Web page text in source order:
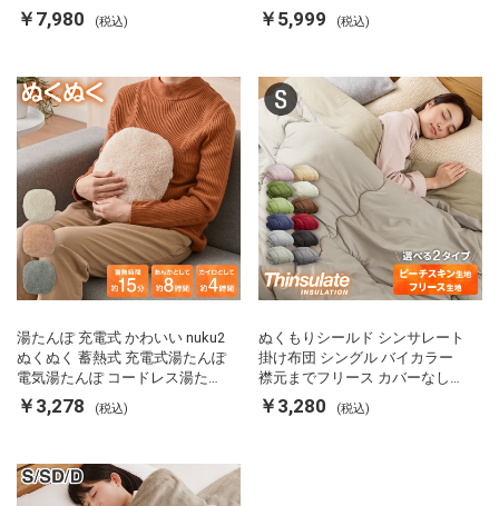
両面ヒーター タイマー付き SP-
FRS01 マットブラック シンプラ
￥7,980 (税込)
カルキ抜き 空焚き防止 温度調節
軽量 SP-PD22 シンプラス
￥5,999 (税込)
湯たんぽ 充電式 かわいい nuku2
ぬくぬく 蓄熱式 充電式湯たんぽ
電気湯たんぽ コードレス湯たん
ぽ エコ 節電 節約 省エネ 充電式
エコ電気あんか EWT-2143 スリ
￥3,278 (税込)
ぬくもりシールド シンサレート
掛け布団 シングル バイカラー
襟元までフリース カバーなしで
使える 軽い 丸洗い 断熱 保温 抗
菌防臭 洗える 防ダニ 軽量 ホコ
￥3,280 (税込)